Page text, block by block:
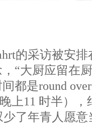
的采访被安
“大厨应留在
都是round
上11 时半）
了年青人愿